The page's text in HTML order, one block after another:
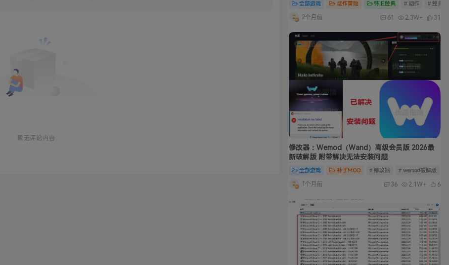
暂无评论内容
全部游戏 动作冒险 怀旧经典 # 动作 # 经典
2个月前 61 2.3W+ 31
修改器：Wemod（Wand）高级会员版 2026最
新破解版 附带解决无法安装问题
全部游戏 补丁MOD # 修改器 # wemod破解版
1个月前 36 2.1W+ 6